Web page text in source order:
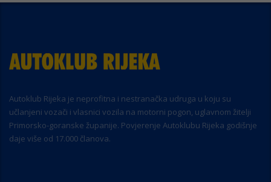
Autoklub Rijeka je neprofitna i nestranačka udruga u koju su
učlanjeni vozači i vlasnici vozila na motorni pogon, uglavnom žitelji
Primorsko-goranske županije. Povjerenje Autoklubu Rijeka godišnje
daje više od 17.000 članova.